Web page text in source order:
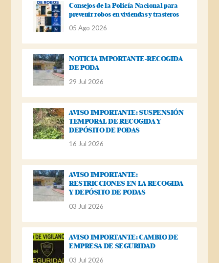
Consejos de la Policía Nacional para
prevenir robos en viviendas y trasteros
05 Ago 2026
NOTICIA IMPORTANTE-RECOGIDA
DE PODA
29 Jul 2026
AVISO IMPORTANTE: SUSPENSIÓN
TEMPORAL DE RECOGIDA Y
DEPÓSITO DE PODAS
16 Jul 2026
AVISO IMPORTANTE:
RESTRICCIONES EN LA RECOGIDA
Y DEPÓSITO DE PODAS
03 Jul 2026
AVISO IMPORTANTE: CAMBIO DE
EMPRESA DE SEGURIDAD
03 Jul 2026